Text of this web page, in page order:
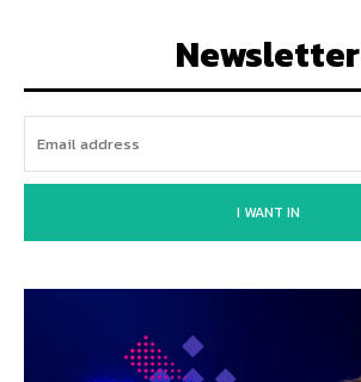
Newsletter
I WANT IN